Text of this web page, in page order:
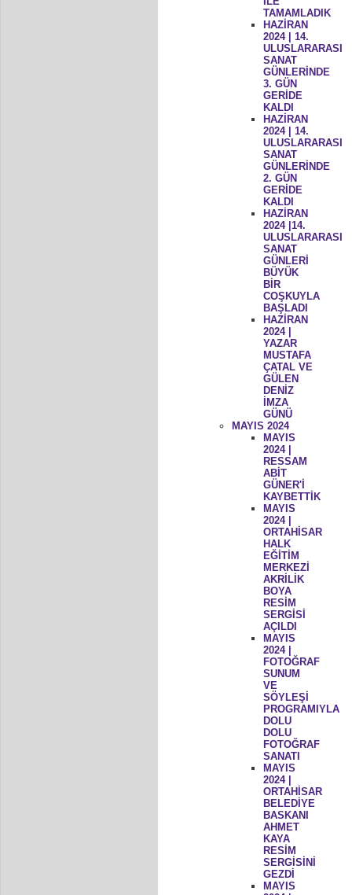
TAMAMLADIK
HAZİRAN
2024 | 14.
ULUSLARARASI
SANAT
GÜNLERİNDE
3. GÜN
GERİDE
KALDI
HAZİRAN
2024 | 14.
ULUSLARARASI
SANAT
GÜNLERİNDE
2. GÜN
GERİDE
KALDI
HAZİRAN
2024 |14.
ULUSLARARASI
SANAT
GÜNLERİ
BÜYÜK
BİR
COŞKUYLA
BAŞLADI
HAZİRAN
2024 |
YAZAR
MUSTAFA
ÇATAL VE
GÜLEN
DENİZ
İMZA
GÜNÜ
MAYIS 2024
MAYIS
2024 |
RESSAM
ABİT
GÜNER'İ
KAYBETTİK
MAYIS
2024 |
ORTAHİSAR
HALK
EĞİTİM
MERKEZİ
AKRİLİK
BOYA
RESİM
SERGİSİ
AÇILDI
MAYIS
2024 |
FOTOĞRAF
SUNUM
VE
SÖYLEŞİ
PROGRAMIYLA
DOLU
DOLU
FOTOĞRAF
SANATI
MAYIS
2024 |
ORTAHİSAR
BELEDİYE
BASKANI
AHMET
KAYA
RESİM
SERGİSİNİ
GEZDİ
MAYIS